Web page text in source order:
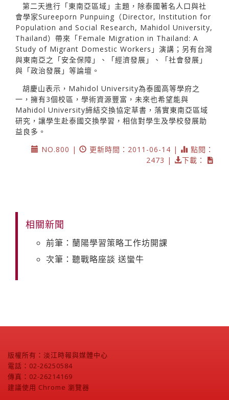
第二天進行「東南亞區域」主題，除泰國著名人口與社
會學家Sureeporn Punpuing（Director, Institution for
Population and Social Research, Mahidol University,
Thailand）帶來「Female Migration in Thailand: A
Study of Migrant Domestic Workers」演講；另有台灣
與東南亞之「安全保障」、「經濟發展」、「社會發展」
與「政治發展」等論壇。
胡慶山表示，Mahidol University為泰國高等學府之
一，擁有3個校區，學術資源豐富，未來也希望能與
Mahidol University締結交換協定草書，落實東南亞區域
研究，讓學生赴泰國交換學習，相信對學生及學校發展助
益良多。
NO.800 |
更新時間：2011-06-14 |
點閱：
2473 |
下載：
相關新聞
前筆：蘭陽學習策略工作坊開課
次筆：聽戰略座談 送蠻牛
版權所有：淡江時報與媒體中心
電話：02-26250584
傳真：02-26214169
建議使用 Chrome 瀏覽器